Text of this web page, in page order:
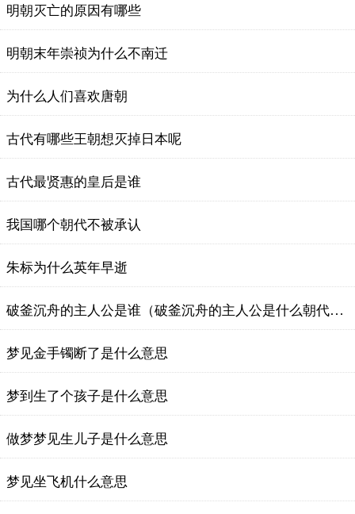
明朝灭亡的原因有哪些
明朝末年崇祯为什么不南迁
为什么人们喜欢唐朝
古代有哪些王朝想灭掉日本呢
古代最贤惠的皇后是谁
我国哪个朝代不被承认
朱标为什么英年早逝
破釜沉舟的主人公是谁（破釜沉舟的主人公是什么朝代的人）
梦见金手镯断了是什么意思
梦到生了个孩子是什么意思
做梦梦见生儿子是什么意思
梦见坐飞机什么意思